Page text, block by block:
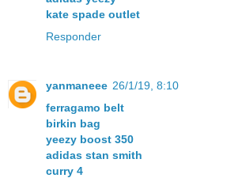
kate spade outlet
Responder
yanmaneee 26/1/19, 8:10
ferragamo belt
birkin bag
yeezy boost 350
adidas stan smith
curry 4